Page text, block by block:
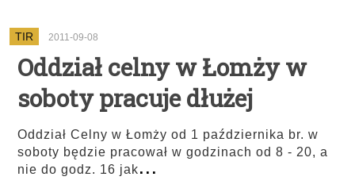
TIR 2011-09-08
Oddział celny w Łomży w
soboty pracuje dłużej
Oddział Celny w Łomży od 1 października br. w
soboty będzie pracował w godzinach od 8 - 20, a
nie do godz. 16 jak...